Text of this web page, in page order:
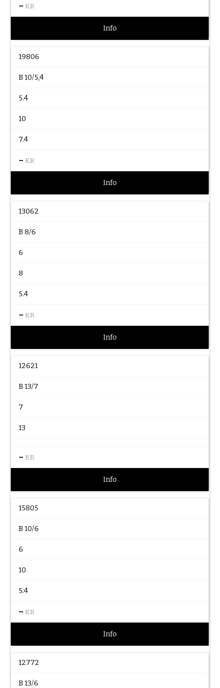
– KR
Info
19806
B 10/5,4
5.4
10
7.4
– KR
Info
13062
B 8/6
6
8
5.4
– KR
Info
12621
B 13/7
7
13
– KR
Info
15805
B 10/6
6
10
5.4
– KR
Info
12772
B 13/6